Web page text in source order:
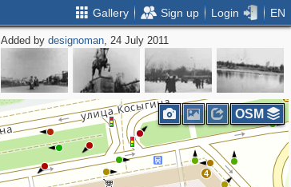
Gallery Sign up Login EN
Added bydesignoman, 24 July 2011
4
2
OSM